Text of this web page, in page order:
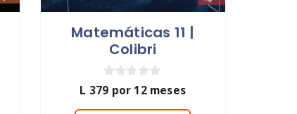
Matemáticas 11 |
Colibri
0
d
e
L 379 por 12 meses